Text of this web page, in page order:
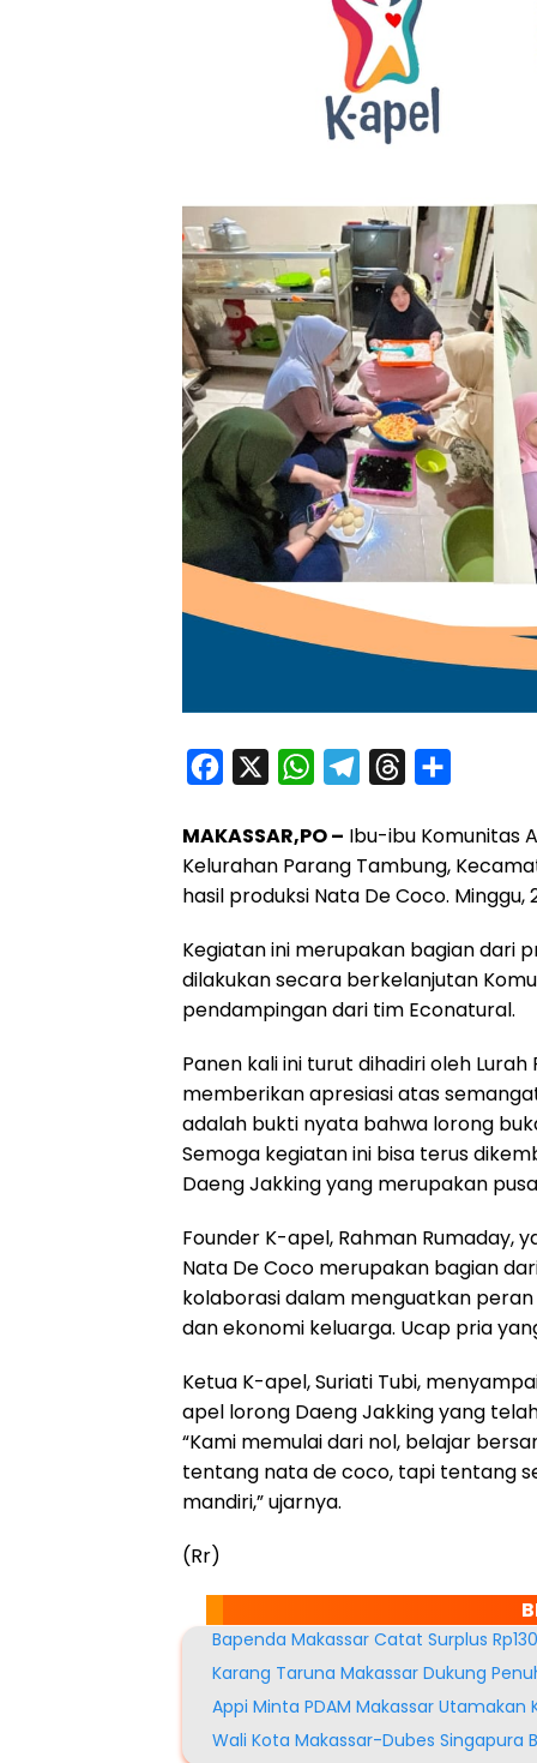
c
e
b
o
o
k
W
a
t
s
A
p
p
l
e
g
r
a
m
r
e
a
d
s
a
r
e
MAKASSAR,PO – Ibu-ibu Komunitas
Kelurahan Parang Tambung,
hasil produksi Nata De Coco. Minggu,
Kegiatan ini merupakan bagian dari
dilakukan secara berkelanjutan
pendampingan dari tim Econatural.
Panen kali ini turut dihadiri oleh
memberikan apresiasi atas
adalah bukti nyata bahwa lorong
Semoga kegiatan ini bisa terus
Daeng Jakking yang merupakan
Founder K-apel, Rahman Rumaday,
Nata De Coco merupakan bagian
kolaborasi dalam menguatkan
dan ekonomi keluarga. Ucap pria
Ketua K-apel, Suriati Tubi,
apel lorong Daeng Jakking yang
“Kami memulai dari nol, belajar
tentang nata de coco, tapi tentang
mandiri,” ujarnya.
(Rr)
Bapenda Makassar Catat Surplus
Karang Taruna Makassar Dukung
Appi Minta PDAM Makassar Utamakan
Wali Kota Makassar-Dubes Singapura